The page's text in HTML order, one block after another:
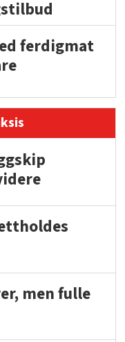
ferdigmat
men fulle